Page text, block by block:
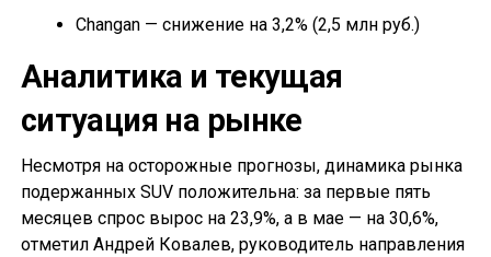
Changan — снижение на 3,2% (2,5 млн руб.)
Аналитика и текущая
ситуация на рынке
Несмотря на осторожные прогнозы, динамика рынка
подержанных SUV положительна: за первые пять
месяцев спрос вырос на 23,9%, а в мае — на 30,6%,
отметил Андрей Ковалев, руководитель направления